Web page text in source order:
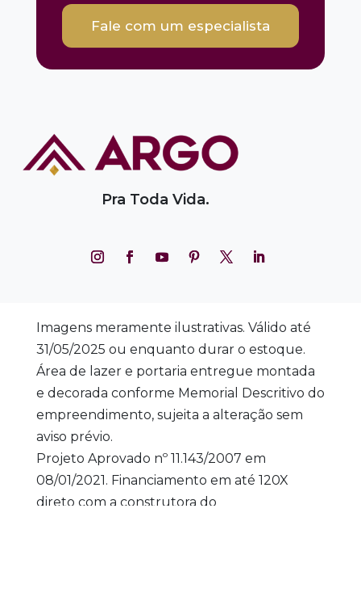
Fale com um especialista
Pra Toda Vida.
Imagens meramente ilustrativas. Válido até
31/05/2025 ou enquanto durar o estoque.
Área de lazer e portaria entregue montada
e decorada conforme Memorial Descritivo do
empreendimento, sujeita a alteração sem
aviso prévio.
Projeto Aprovado nº 11.143/2007 em
08/01/2021. Financiamento em até 120X
direto com a construtora do